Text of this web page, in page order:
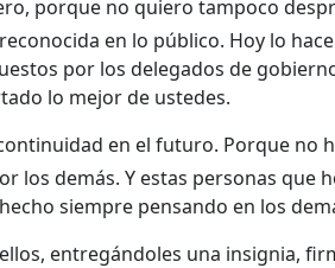
porque no quiero tampoco
en lo público. Hoy lo
por los delegados de
lo mejor de ustedes.
en el futuro. Porque no
los demás. Y estas personas que
siempre pensando en los
entregándoles una insignia,